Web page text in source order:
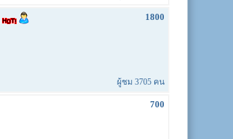
1800
ผู้ชม 3705 คน
700